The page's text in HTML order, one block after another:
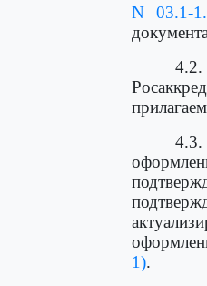
N 03.1-
4.2.
1).